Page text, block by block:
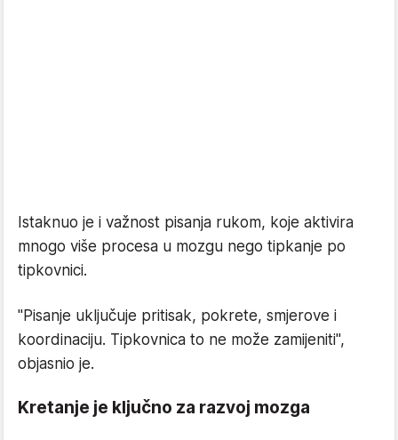
Istaknuo je i važnost pisanja rukom, koje aktivira
mnogo više procesa u mozgu nego tipkanje po
tipkovnici.
"Pisanje uključuje pritisak, pokrete, smjerove i
koordinaciju. Tipkovnica to ne može zamijeniti",
objasnio je.
Kretanje je ključno za razvoj mozga